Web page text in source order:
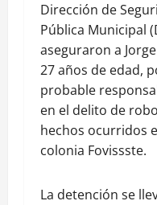
Dirección de
Pública Municipal
aseguraron a Jorge
27 años de edad,
probable
en el delito de
hechos ocurridos
colonia Fovissste.
La detención se